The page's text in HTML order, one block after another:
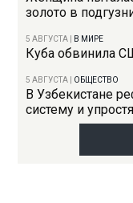
золото в
5 АВГУСТА В МИРЕ
Куба обвинила
5 АВГУСТА ОБЩЕСТВО
В Узбекистане
систему и